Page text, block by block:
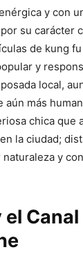
y con
su carácter
de kung
y
local,
aún más
chica que
la ciudad;
y
Canal